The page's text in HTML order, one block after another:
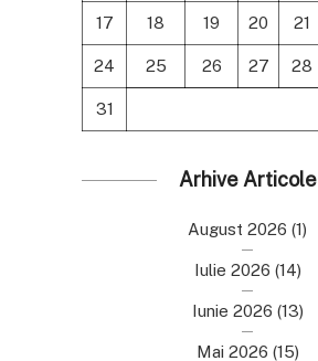
17 18 19 20 21
24 25 26 27 28
31
Arhive Articole
August 2026 (1)
Iulie 2026 (14)
Iunie 2026 (13)
Mai 2026 (15)